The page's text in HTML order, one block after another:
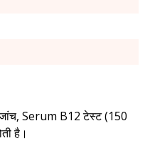
Serum B12 टेस्ट (150
है।